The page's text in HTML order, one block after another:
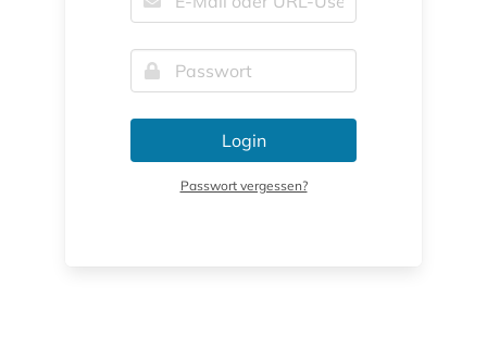
Login
Passwort vergessen?